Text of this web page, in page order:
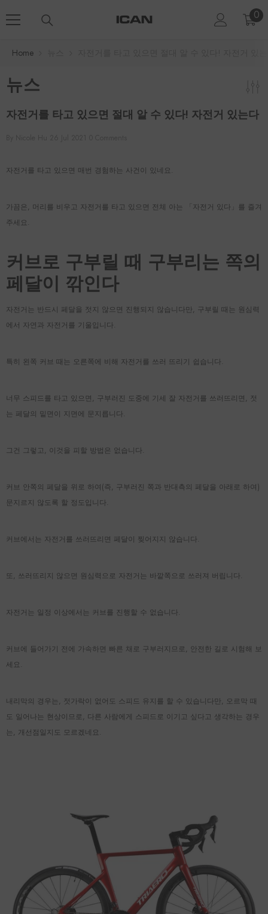
Skip To Content 00
Home
뉴스
량 [내부 너비 23mm]
¥128,999
자전거를 타고 있으면 절대 알 수 있다! 자전거 있는다
자전거를 타고 있으면 매번 경험하는 사건이 있네요.
가끔은, 머리를 비우고 자전거를 타고 있으면 전체 아는 「자전거 있다」를 즐겨
주세요.
커브로 구부릴 때 구부리는 쪽의
페달이 깎인다
자전거는 반드시 페달을 젓지 않으면 진행되지 않습니다만, 구부릴 때는 원심력
에서 자연과 자전거를 기울입니다.
특히 왼쪽 커브 때는 오른쪽에 비해 자전거를 쓰러 뜨리기 쉽습니다.
너무 스피드를 타고 있으면, 구부러진 도중에 기세 잘 자전거를 쓰러뜨리면, 젓
는 페달의 밑면이 지면에 문지릅니다.
그건 그렇고, 이것을 피할 방법은 없습니다.
커브 안쪽의 페달을 위로 하여(즉, 구부러진 쪽과 반대측의 페달을 아래로 하여)
문지르지 않도록 할 정도입니다.
커브에서는 자전거를 쓰러뜨리면 페달이 찢어지지 않습니다.
또, 쓰러뜨리지 않으면 원심력으로 자전거는 바깥쪽으로 쓰러져 버립니다.
자전거는 일정 이상에서는 커브를 진행할 수 없습니다.
커브에 들어가기 전에 가속하면 빠른 채로 구부러지므로, 안전한 길로 시험해 보
세요.
내리막의 경우는, 젓가락이 없어도 스피드 유지를 할 수 있습니다만, 오르막 때
도 일어나는 현상이므로, 다른 사람에게 스피드로 이기고 싶다고 생각하는 경우
는, 개선점일지도 모르겠네요.